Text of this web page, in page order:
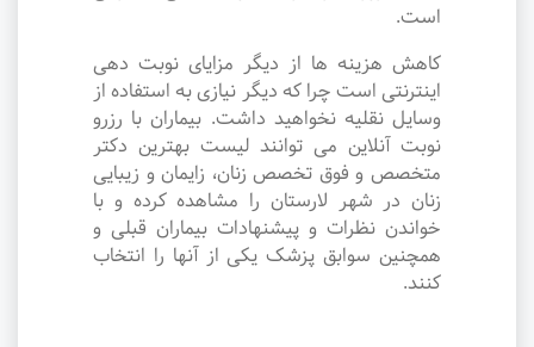
است.
کاهش هزینه ها از دیگر مزایای نوبت دهی
اینترنتی است چرا که دیگر نیازی به استفاده از
وسایل نقلیه نخواهید داشت. بیماران با رزرو
نوبت آنلاین می توانند لیست بهترین دکتر
متخصص و فوق تخصص زنان، زایمان و زیبایی
زنان در شهر لارستان را مشاهده کرده و با
خواندن نظرات و پیشنهادات بیماران قبلی و
همچنین سوابق پزشک یکی از آنها را انتخاب
کنند.